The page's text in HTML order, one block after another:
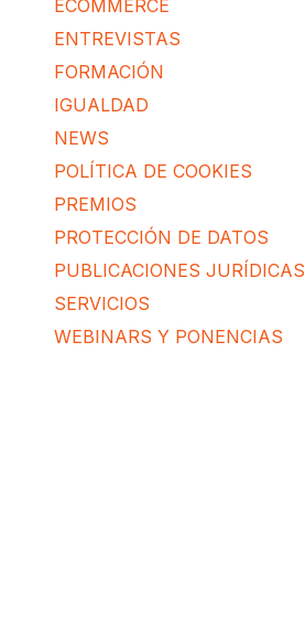
ECOMMERCE
ENTREVISTAS
FORMACIÓN
IGUALDAD
NEWS
POLÍTICA DE COOKIES
PREMIOS
PROTECCIÓN DE DATOS
PUBLICACIONES JURÍDICAS
SERVICIOS
WEBINARS Y PONENCIAS